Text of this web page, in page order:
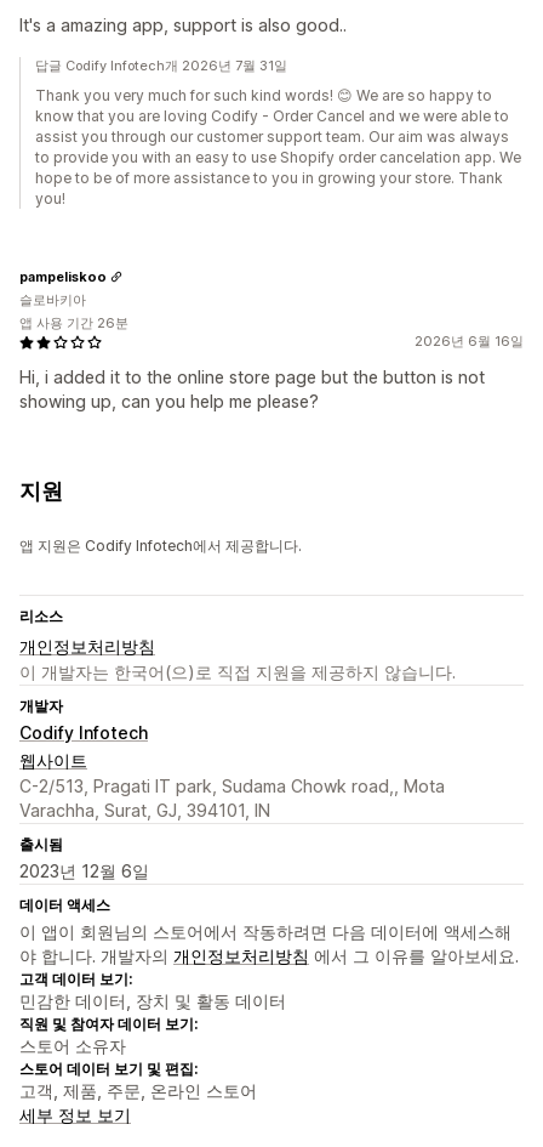
It's a amazing app, support is also good..
답글 Codify Infotech개 2026년 7월 31일
Thank you very much for such kind words! 😊 We are so happy to
know that you are loving Codify - Order Cancel and we were able to
assist you through our customer support team. Our aim was always
to provide you with an easy to use Shopify order cancelation app. We
hope to be of more assistance to you in growing your store. Thank
you!
2026년 6월 16일
Hi, i added it to the online store page but the button is not
showing up, can you help me please?
pampeliskoo
슬로바키아
앱 사용 기간 26분
지원
앱 지원은 Codify Infotech에서 제공합니다.
리소스
개인정보처리방침
이 개발자는 한국어(으)로 직접 지원을 제공하지 않습니다.
개발자
Codify Infotech
웹사이트
C-2/513, Pragati IT park, Sudama Chowk road,, Mota
Varachha, Surat, GJ, 394101, IN
출시됨
2023년 12월 6일
데이터 액세스
이 앱이 회원님의 스토어에서 작동하려면 다음 데이터에 액세스해
야 합니다. 개발자의 개인정보처리방침 에서 그 이유를 알아보세요.
고객 데이터 보기:
민감한 데이터, 장치 및 활동 데이터
직원 및 참여자 데이터 보기:
스토어 소유자
스토어 데이터 보기 및 편집:
고객, 제품, 주문, 온라인 스토어
세부 정보 보기